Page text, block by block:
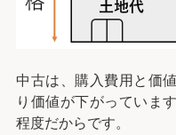
中古は、購入費用と価
り価値が下がっていま
程度だからです。